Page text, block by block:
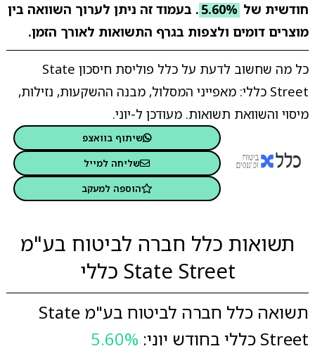
חודשית של 5.60% . בעמוד זה ניתן לערוך השוואה בין
מוצרים דומים ולצפות בגרף התשואות לאורך הזמן.
כל מה שחשוב לדעת על כלל פוליסת חיסכון State
Street כללי: מאפייני המסלול, מבנה ההשקעות, נזילות,
מיסוי והשוואת תשואות. מעודכן ל-יוני.
שיתוף בוואצפ
שליחה למייל
הוספה למעקב
תשואות כלל חברה לביטוח בע"מ
State Street כללי
תשואה כלל חברה לביטוח בע"מ State
Street כללי בחודש יוני:
5.60%